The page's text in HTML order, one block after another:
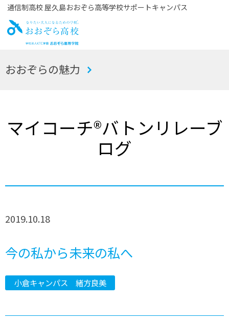
通信制高校 屋久島おおぞら高等学校サポートキャンパス
お
おおぞらの魅力
マイコーチ®バトンリレーブ
ログ
2019.10.18
今の私から未来の私へ
小倉キャンパス 緒方良美